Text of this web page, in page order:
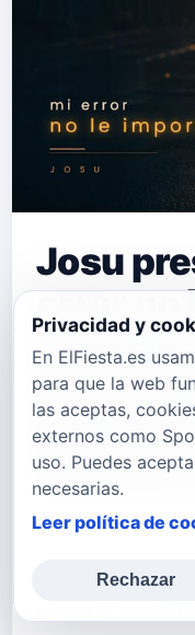
Josu
error no
himno
que
canción
El artista
sinceras y
autor
Privacidad y
En ElFiesta.es
para que la web
las aceptas,
externos como
uso. Puedes
necesarias.
Leer política de
Rechazar